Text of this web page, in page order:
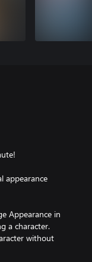
appearance
Appearance in
a character.
without